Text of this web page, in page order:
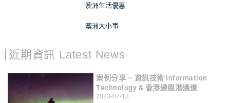
澳洲生活優惠
澳洲大小事
近期資訊 Latest News
案例分享 – 資訊技術 Information
Technology & 香港避風港通道
2023-07-13